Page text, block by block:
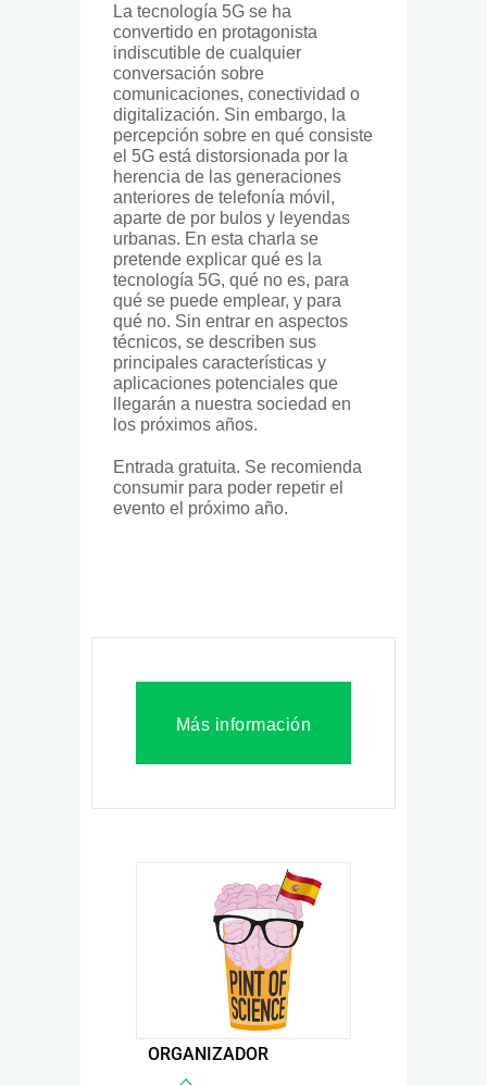
La tecnología 5G se ha
convertido en protagonista
indiscutible de cualquier
conversación sobre
comunicaciones, conectividad o
digitalización. Sin embargo, la
percepción sobre en qué consiste
el 5G está distorsionada por la
herencia de las generaciones
anteriores de telefonía móvil,
aparte de por bulos y leyendas
urbanas. En esta charla se
pretende explicar qué es la
tecnología 5G, qué no es, para
qué se puede emplear, y para
qué no. Sin entrar en aspectos
técnicos, se describen sus
principales características y
aplicaciones potenciales que
llegarán a nuestra sociedad en
los próximos años.
Entrada gratuita. Se recomienda
consumir para poder repetir el
evento el próximo año.
Más información
ORGANIZADOR